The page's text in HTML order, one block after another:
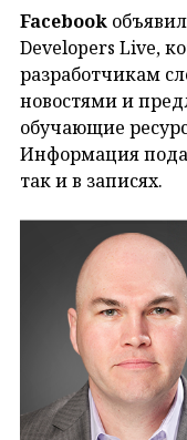
Facebook
Developers Live,
разработчикам
новостями и
обучающие
Информация
так и в записях.